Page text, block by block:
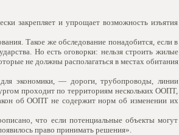
закрепляет и упрощает возможность изъятия
Такое же обследование понадобится, если в
Но есть оговорки: нельзя строить жилые
не должны располагаться в местах обитания
экономики, — дороги, трубопроводы, линии
проходит по территориям нескольких ООПТ,
об ООПТ не содержит норм об изменении их
что если потенциальные объекты могут
право принимать решения».